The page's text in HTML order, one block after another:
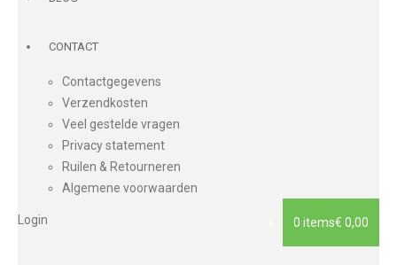
CONTACT
Contactgegevens
Verzendkosten
Veel gestelde vragen
Privacy statement
Ruilen & Retourneren
Algemene voorwaarden
0 items€ 0,00
Login